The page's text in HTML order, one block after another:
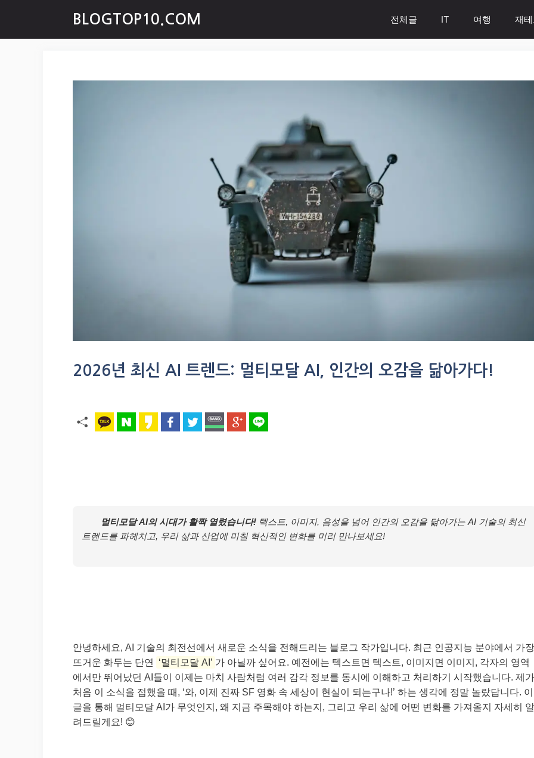
content
BLOGTOP10.COM 전체글 IT 여행 재
2026년 최신 AI 트렌드: 멀티모달 AI, 인간의 오감을 닮아가다!
멀티모달 AI의 시대가 활짝 열렸습니다! 텍스트, 이미지, 음성을 넘어 인간의 오감을 닮아가는 AI 기술의 최신
트렌드를 파헤치고, 우리 삶과 산업에 미칠 혁신적인 변화를 미리 만나보세요!
안녕하세요, AI 기술의 최전선에서 새로운 소식을 전해드리는 블로그 작가입니다. 최근 인공지능 분야에서 가장
뜨거운 화두는 단연
‘멀티모달 AI’ 가 아닐까 싶어요. 예전에는 텍스트면 텍스트, 이미지면 이미지, 각자의 영역
에서만 뛰어났던 AI들이 이제는 마치 사람처럼 여러 감각 정보를 동시에 이해하고 처리하기 시작했습니다. 제가
처음 이 소식을 접했을 때, ‘와, 이제 진짜 SF 영화 속 세상이 현실이 되는구나!’ 하는 생각에 정말 놀랐답니다. 이
글을 통해 멀티모달 AI가 무엇인지, 왜 지금 주목해야 하는지, 그리고 우리 삶에 어떤 변화를 가져올지 자세히 알
려드릴게요! 😊